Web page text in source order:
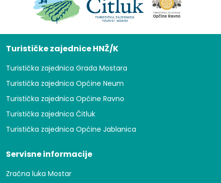
Turističke zajednice HNŽ/K
Turistička zajednica Grada Mostara
Turistička zajednica Općine Neum
Turistička zajednica Općine Ravno
Turistička zajednica Čitluk
Turistička zajednica Općine Jablanica
Servisne informacije
Zračna luka Mostar